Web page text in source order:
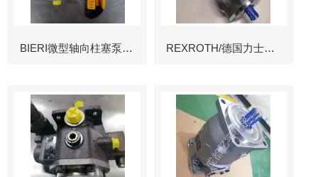
BIERI微型轴向柱塞泵AKP REXROTH/德国力士乐叶片泵